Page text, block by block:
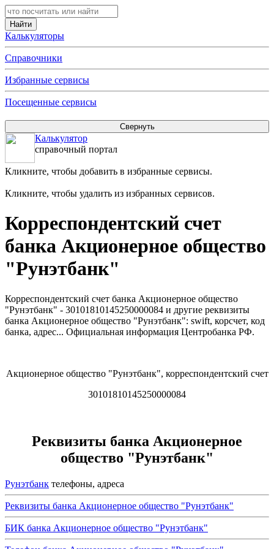
Калькуляторы
Справочники
Избранные сервисы
Посещенные сервисы
Калькулятор
справочный портал
Кликните, чтобы добавить в избранные сервисы.
Кликните, чтобы удалить из избранных сервисов.
Корреспондентский счет
банка Акционерное общество
"Рунэтбанк"
Корреспондентский счет банка Акционерное общество
"Рунэтбанк" - 30101810145250000084 и другие реквизиты
банка Акционерное общество "Рунэтбанк": swift, корсчет, код
банка, адрес... Официальная информация Центробанка РФ.
Акционерное общество "Рунэтбанк", корреспондентский счет
30101810145250000084
Реквизиты банка Акционерное
общество "Рунэтбанк"
Рунэтбанк телефоны, адреса
Реквизиты банка Акционерное общество "Рунэтбанк"
БИК банка Акционерное общество "Рунэтбанк"